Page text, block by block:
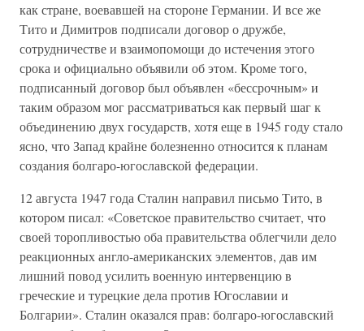
как стране, воевавшей на стороне Германии. И все же
Тито и Димитров подписали договор о дружбе,
сотрудничестве и взаимопомощи до истечения этого
срока и официально объявили об этом. Кроме того,
подписанный договор был объявлен «бессрочным» и
таким образом мог рассматриваться как первый шаг к
объединению двух государств, хотя еще в 1945 году стало
ясно, что Запад крайне болезненно относится к планам
создания болгаро-югославской федерации.
12 августа 1947 года Сталин направил письмо Тито, в
котором писал: «Советское правительство считает, что
своей торопливостью оба правительства облегчили дело
реакционных англо-американских элементов, дав им
лишний повод усилить военную интервенцию в
греческие и турецкие дела против Югославии и
Болгарии». Сталин оказался прав: болгаро-югославский